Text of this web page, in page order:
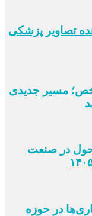
تصاویر پزشکی
مسیر جدیدی
در صنعت
در حوزه